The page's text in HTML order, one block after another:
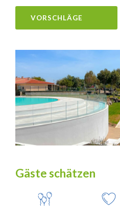
VORSCHLÄGE
Gäste schätzen